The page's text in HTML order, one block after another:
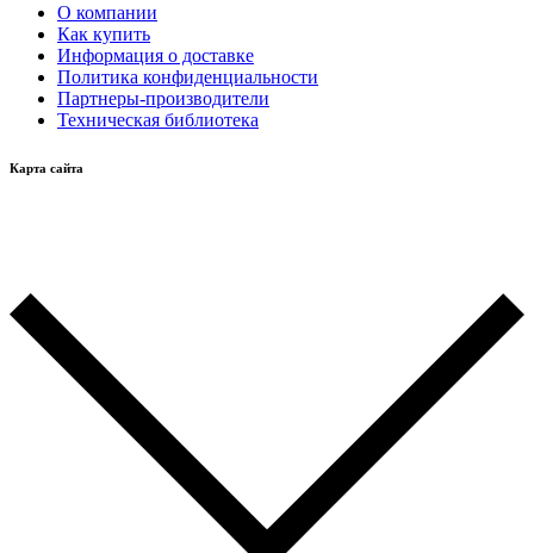
О компании
Как купить
Информация о доставке
Политика конфиденциальности
Партнеры-производители
Техническая библиотека
Карта сайта